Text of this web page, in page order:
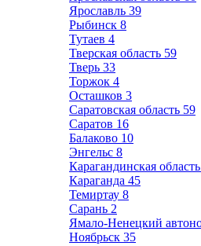
Ярославль 39
Рыбинск 8
Тутаев 4
Тверская область 59
Тверь 33
Торжок 4
Осташков 3
Саратовская область 59
Саратов 16
Балаково 10
Энгельс 8
Карагандинская область
Караганда 45
Темиртау 8
Сарань 2
Ямало-Ненецкий
Ноябрьск 35